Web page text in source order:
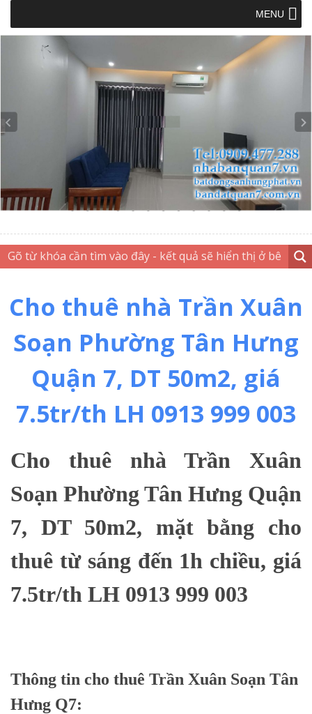
MENU
Cho thuê nhà Trần Xuân
Soạn Phường Tân Hưng
Quận 7, DT 50m2, giá
7.5tr/th LH 0913 999 003
Cho thuê nhà Trần Xuân
Soạn Phường Tân Hưng Quận
7, DT 50m2, mặt bằng cho
thuê từ sáng đến 1h chiều, giá
7.5tr/th LH 0913 999 003
Thông tin cho thuê Trần Xuân Soạn Tân
Hưng Q7: